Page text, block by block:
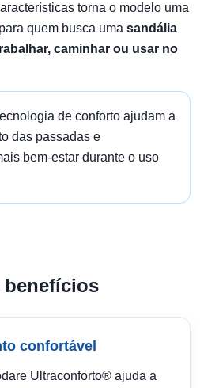
torna o modelo uma
quem busca uma sandália
caminhar ou usar no
de conforto ajudam a
das passadas e
bem-estar durante o uso
confortável
Ultraconforto® ajuda a